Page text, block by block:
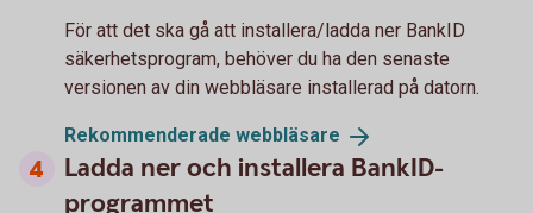
För att det ska gå att installera/ladda ner BankID
säkerhetsprogram, behöver du ha den senaste
versionen av din webbläsare installerad på datorn.
Rekommenderade webbläsare
Ladda ner och installera BankID-
programmet